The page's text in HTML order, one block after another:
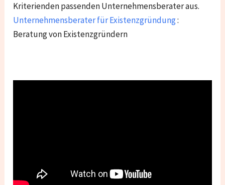
Kriterienden passenden Unternehmensberater aus.
Unternehmensberater für Existenzgründung:
Beratung von Existenzgründern